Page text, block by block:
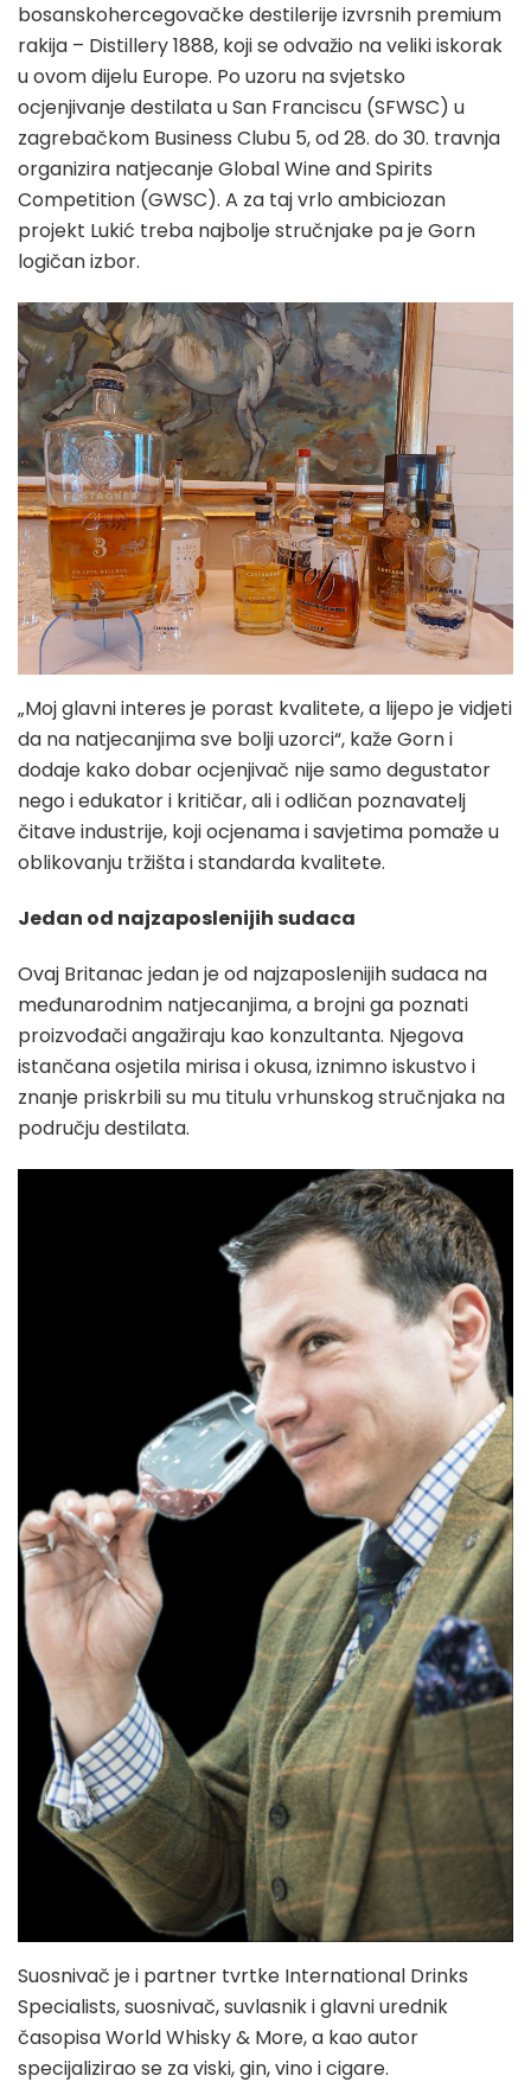
bosanskohercegovačke destilerije izvrsnih premium
rakija – Distillery 1888, koji se odvažio na veliki iskorak
u ovom dijelu Europe. Po uzoru na svjetsko
ocjenjivanje destilata u San Franciscu (SFWSC) u
zagrebačkom Business Clubu 5, od 28. do 30. travnja
organizira natjecanje Global Wine and Spirits
Competition (GWSC). A za taj vrlo ambiciozan
projekt Lukić treba najbolje stručnjake pa je Gorn
logičan izbor.
„Moj glavni interes je porast kvalitete, a lijepo je vidjeti
da na natjecanjima sve bolji uzorci“, kaže Gorn i
dodaje kako dobar ocjenjivač nije samo degustator
nego i edukator i kritičar, ali i odličan poznavatelj
čitave industrije, koji ocjenama i savjetima pomaže u
oblikovanju tržišta i standarda kvalitete.
Jedan od najzaposlenijih sudaca
Ovaj Britanac jedan je od najzaposlenijih sudaca na
međunarodnim natjecanjima, a brojni ga poznati
proizvođači angažiraju kao konzultanta. Njegova
istančana osjetila mirisa i okusa, iznimno iskustvo i
znanje priskrbili su mu titulu vrhunskog stručnjaka na
području destilata.
Suosnivač je i partner tvrtke International Drinks
Specialists, suosnivač, suvlasnik i glavni urednik
časopisa World Whisky & More, a kao autor
specijalizirao se za viski, gin, vino i cigare.